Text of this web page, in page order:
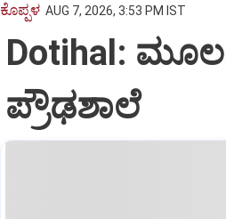
ಕೊಪ್ಪಳ AUG 7, 2026, 3:53 PM IST
Dotihal:
ಪ್ರೌಢಶಾಲೆ